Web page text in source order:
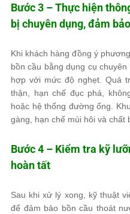
Bước 3 – Thực hiện
bị chuyên dụng, đảm
Khi khách hàng đồng ý
bồn cầu bằng dụng cụ
hợp với mức độ nghẹt. Quá
thận, hạn chế đục phá,
hoặc hệ thống đường ống.
gàng, hạn chế mùi hôi và chất
Bước 4 – Kiểm tra kỹ
hoàn tất
Sau khi xử lý xong, kỹ thuật
để đảm bảo bồn cầu thoát